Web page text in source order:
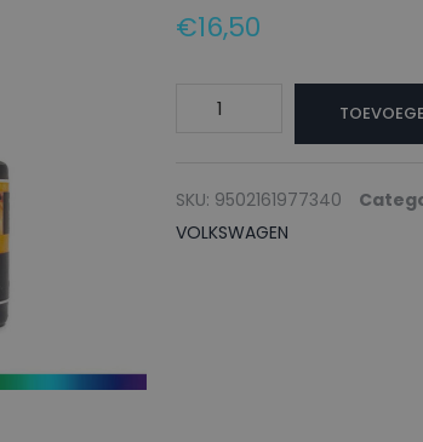
€16,50
VOLKSWAGEN
ROJO
VERONA
SKU: 9502161977340
VOLKSWAGEN